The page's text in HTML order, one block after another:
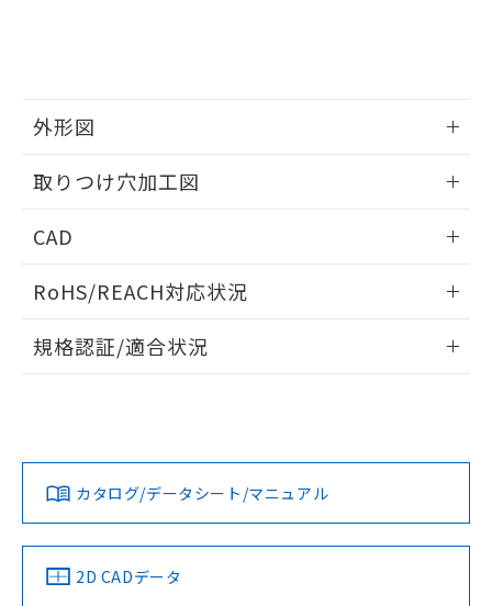
外形図
取りつけ穴加工図
CAD
ドすることができます。
ログイン/会員登録
ダウンロードデータをご利用いただく前に、以下を必ずお読
みください。
ソフトウェアの使用条件
RoHS/REACH対応状況
EU RoHS 注意事項・凡例
対応済み
中国 RoHS 注意事項・凡例
規格認証/適合状況
カタログ/データシート/マニュアル
2D CADデータ